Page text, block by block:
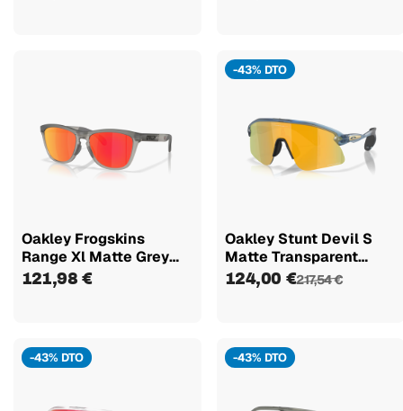
Oakley Frogskins
Range Xl Matte Grey
Smoke/grey...
121,98 €
-43% DTO
Oakley Stunt Devil S
Matte Transparent
Abyss...
124,00 €217,54 €
-43% DTO -43% DTO